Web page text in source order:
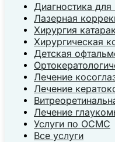
Диагностика
Лазерная
Хирургия
Хирургическая
Детская
Лечение
Лечение
Лечение
Услуги по ОСМС
Все услуги